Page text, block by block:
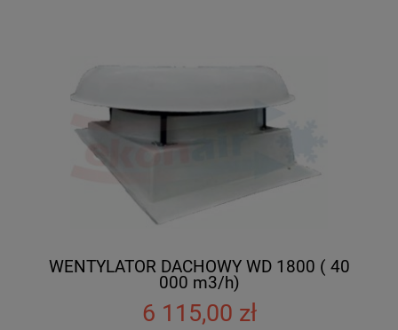
WENTYLATOR DACHOWY WD 1800 ( 40
000 m3/h)
6 115,00 zł